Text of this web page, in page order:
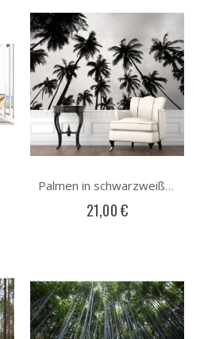
Palmen in schwarzweiß Fototapete
21,00 €